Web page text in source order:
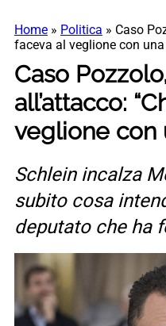
Home » Politica » Caso
faceva al veglione con
Caso
all’attacco:
veglione con
Schlein incalza
subito cosa
deputato che ha